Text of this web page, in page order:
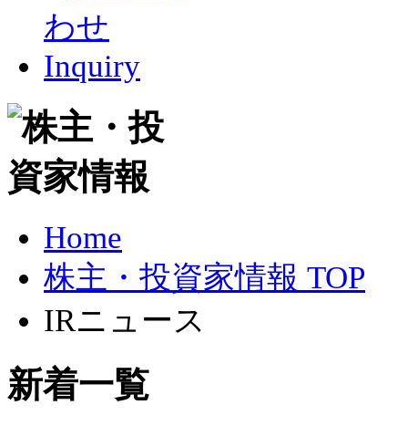
Home
株主・投資家情報 TOP
IRニュース
新着一覧